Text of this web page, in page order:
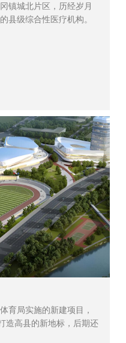
镇城北片区，历经岁月
县级综合性医疗机构。
育局实施的新建项目，
造高县的新地标，后期还